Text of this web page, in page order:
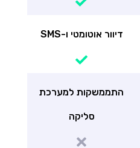
דיוור אוטומטי ו-SMS
התממשקות למערכת
סליקה